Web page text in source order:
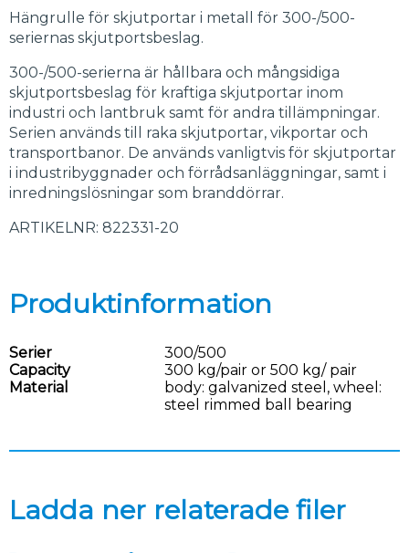
Hängrulle för skjutportar i metall för 300-/500-
seriernas skjutportsbeslag.
300-/500-serierna är hållbara och mångsidiga
skjutportsbeslag för kraftiga skjutportar inom
industri och lantbruk samt för andra tillämpningar.
Serien används till raka skjutportar, vikportar och
transportbanor. De används vanligtvis för skjutportar
i industribyggnader och förrådsanläggningar, samt i
inredningslösningar som branddörrar.
ARTIKELNR: 822331-20
Produktinformation
Serier
300/500
Capacity
300 kg/pair or 500 kg/ pair
Material
body: galvanized steel, wheel:
steel rimmed ball bearing
Ladda ner relaterade filer